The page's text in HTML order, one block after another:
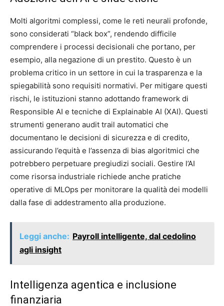
Molti algoritmi complessi, come le reti neurali profonde,
sono considerati “black box”, rendendo difficile
comprendere i processi decisionali che portano, per
esempio, alla negazione di un prestito. Questo è un
problema critico in un settore in cui la trasparenza e la
spiegabilità sono requisiti normativi. Per mitigare questi
rischi, le istituzioni stanno adottando framework di
Responsible AI e tecniche di Explainable AI (XAI). Questi
strumenti generano audit trail automatici che
documentano le decisioni di sicurezza e di credito,
assicurando l’equità e l’assenza di bias algoritmici che
potrebbero perpetuare pregiudizi sociali. Gestire l’AI
come risorsa industriale richiede anche pratiche
operative di MLOps per monitorare la qualità dei modelli
dalla fase di addestramento alla produzione.
Leggi anche: Payroll intelligente, dal cedolino
agli insight
Intelligenza agentica e inclusione
finanziaria